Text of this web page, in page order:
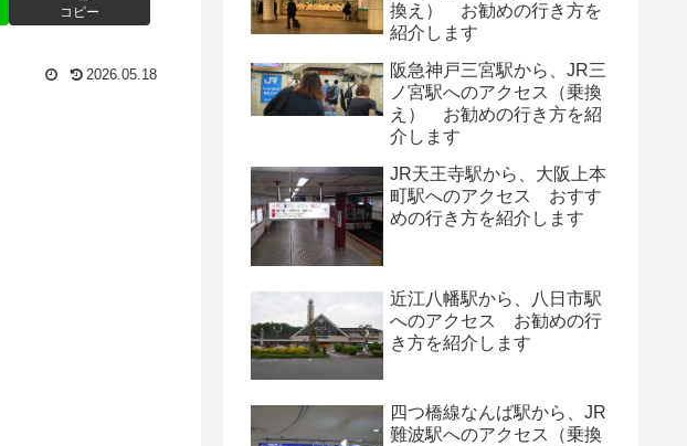
コピー
2026.05.18
換え） お勧めの行き方を
紹介します
阪急神戸三宮駅から、JR三
ノ宮駅へのアクセス（乗換
え） お勧めの行き方を紹
介します
JR天王寺駅から、大阪上本
町駅へのアクセス おすす
めの行き方を紹介します
近江八幡駅から、八日市駅
へのアクセス お勧めの行
き方を紹介します
四つ橋線なんば駅から、JR
難波駅へのアクセス（乗換